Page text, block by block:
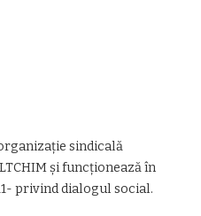
sindicală
și funcționează în
privind dialogul social.